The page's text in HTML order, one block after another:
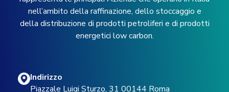
nell’ambito della raffinazione, dello stoccaggio e
della distribuzione di prodotti petroliferi e di prodotti
energetici low carbon.
Indirizzo
Piazzale Luigi Sturzo, 31 00144 Roma